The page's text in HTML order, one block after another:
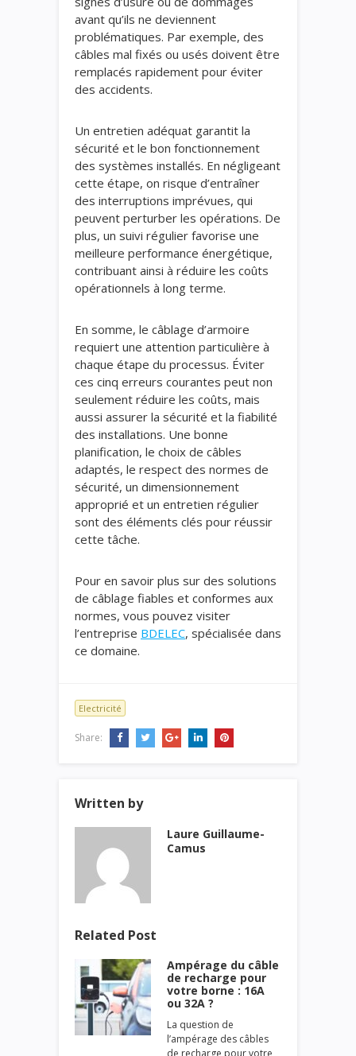
avant qu’ils ne deviennent
problématiques. Par exemple, des
câbles mal fixés ou usés doivent être
remplacés rapidement pour éviter
des accidents.
Un entretien adéquat garantit la
sécurité et le bon fonctionnement
des systèmes installés. En négligeant
cette étape, on risque d’entraîner
des interruptions imprévues, qui
peuvent perturber les opérations. De
plus, un suivi régulier favorise une
meilleure performance énergétique,
contribuant ainsi à réduire les coûts
opérationnels à long terme.
En somme, le câblage d’armoire
requiert une attention particulière à
chaque étape du processus. Éviter
ces cinq erreurs courantes peut non
seulement réduire les coûts, mais
aussi assurer la sécurité et la fiabilité
des installations. Une bonne
planification, le choix de câbles
adaptés, le respect des normes de
sécurité, un dimensionnement
approprié et un entretien régulier
sont des éléments clés pour réussir
cette tâche.
Pour en savoir plus sur des solutions
de câblage fiables et conformes aux
normes, vous pouvez visiter
l’entreprise BDELEC, spécialisée dans
ce domaine.
Electricité
Share:
Written by
Laure Guillaume-
Camus
Related Post
Ampérage du câble
de recharge pour
votre borne : 16A
ou 32A ?
La question de
l’ampérage des câbles
de recharge pour votre